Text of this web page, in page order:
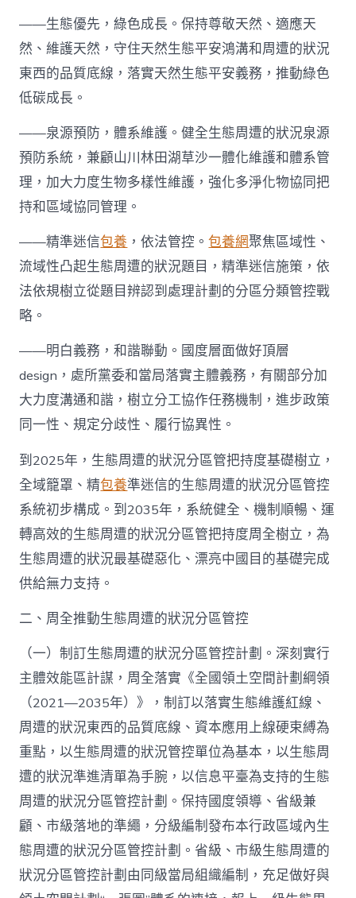
——生態優先，綠色成長。保持尊敬天然、適應天
然、維護天然，守住天然生態平安鴻溝和周遭的狀況
東西的品質底線，落實天然生態平安義務，推動綠色
低碳成長。
——泉源預防，體系維護。健全生態周遭的狀況泉源
預防系統，兼顧山川林田湖草沙一體化維護和體系管
理，加大力度生物多樣性維護，強化多淨化物協同把
持和區域協同管理。
——精準迷信包養 ，依法管控。包養網聚焦區域性、
流域性凸起生態周遭的狀況題目，精準迷信施策，依
法依規樹立從題目辨認到處理計劃的分區分類管控戰
略。
——明白義務，和諧聯動。國度層面做好頂層
design，處所黨委和當局落實主體義務，有關部分加
大力度溝通和諧，樹立分工協作任務機制，進步政策
同一性、規定分歧性、履行協異性。
到2025年，生態周遭的狀況分區管把持度基礎樹立，
全域籠罩、精包養準迷信的生態周遭的狀況分區管控
系統初步構成。到2035年，系統健全、機制順暢、運
轉高效的生態周遭的狀況分區管把持度周全樹立，為
生態周遭的狀況最基礎惡化、漂亮中國目的基礎完成
供給無力支持。
二、周全推動生態周遭的狀況分區管控
（一）制訂生態周遭的狀況分區管控計劃。深刻實行
主體效能區計謀，周全落實《全國領土空間計劃綱領
（2021—2035年）》，制訂以落實生態維護紅線、
周遭的狀況東西的品質底線、資本應用上線硬束縛為
重點，以生態周遭的狀況管控單位為基本，以生態周
遭的狀況準進清單為手腕，以信息平臺為支持的生態
周遭的狀況分區管控計劃。保持國度領導、省級兼
顧、市級落地的準繩，分級編制發布本行政區域內生
態周遭的狀況分區管控計劃。省級、市級生態周遭的
狀況分區管控計劃由同級當局組織編制，充足做好與